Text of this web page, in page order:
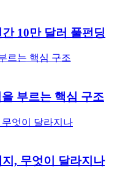
10만 달러 풀펀딩
부르는 핵심 구조
, 무엇이 달라지나